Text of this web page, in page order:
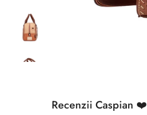
Recenzii Caspian ❤️